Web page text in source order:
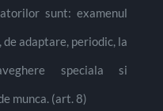
sunt: examenul
adaptare, periodic, la
speciala si
munca. (art. 8)